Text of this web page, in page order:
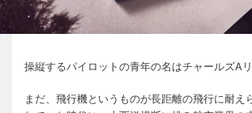
操縦するパイロットの青年の名はチャールズAリ
まだ、飛行機というものが長距離の飛行に耐え